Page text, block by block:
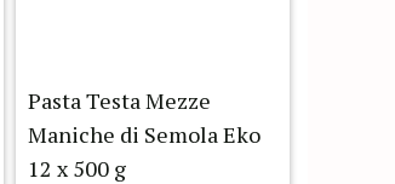
Pasta Testa Mezze
Maniche di Semola Eko
12 x 500 g